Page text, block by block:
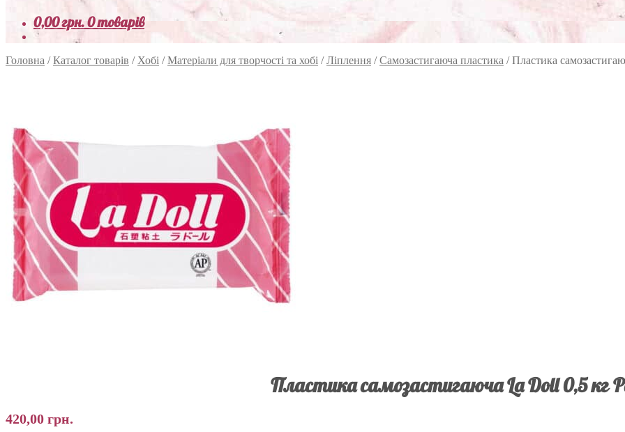
0,00грн.0 товарів
Головна /Каталог товарів / Хобі /Матеріали для творчості та хобі /Ліплення /Самозастигаюча пластика /Пластика
Пластика самозастигаюча La Doll 0,5 кг
420,00 грн.